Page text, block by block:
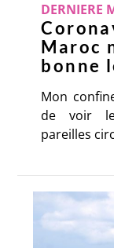
DERNIERE
Maroc
bonne
Mon
de voir le
pareilles